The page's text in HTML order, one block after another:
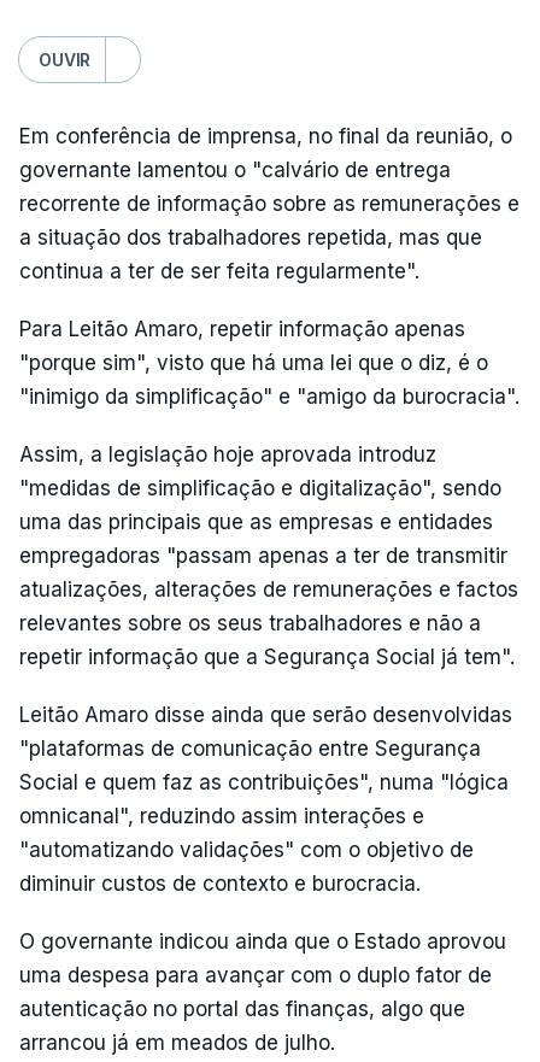
OUVIR
Em conferência de imprensa, no final da reunião, o
governante lamentou o "calvário de entrega
recorrente de informação sobre as remunerações e
a situação dos trabalhadores repetida, mas que
continua a ter de ser feita regularmente".
Para Leitão Amaro, repetir informação apenas
"porque sim", visto que há uma lei que o diz, é o
"inimigo da simplificação" e "amigo da burocracia".
Assim, a legislação hoje aprovada introduz
"medidas de simplificação e digitalização", sendo
uma das principais que as empresas e entidades
empregadoras "passam apenas a ter de transmitir
atualizações, alterações de remunerações e factos
relevantes sobre os seus trabalhadores e não a
repetir informação que a Segurança Social já tem".
Leitão Amaro disse ainda que serão desenvolvidas
"plataformas de comunicação entre Segurança
Social e quem faz as contribuições", numa "lógica
omnicanal", reduzindo assim interações e
"automatizando validações" com o objetivo de
diminuir custos de contexto e burocracia.
O governante indicou ainda que o Estado aprovou
uma despesa para avançar com o duplo fator de
autenticação no portal das finanças, algo que
arrancou já em meados de julho.